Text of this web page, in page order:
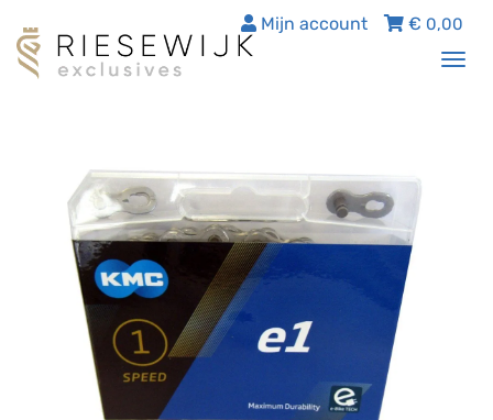
€ 0,00
Mijn account